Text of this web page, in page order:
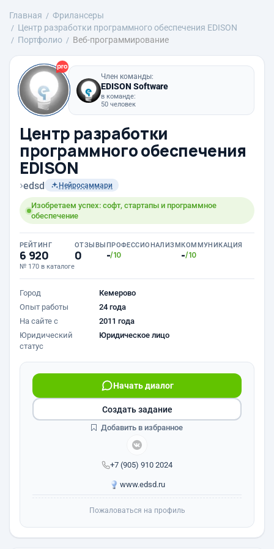
Главная
Фрилансеры
Центр разработки программного обеспечения EDISON
Портфолио
Веб-программирование
Член команды:
EDISON Software
в команде:
50 человек
Центр разработки
программного обеспечения
EDISON
›edsd Нейросаммари
Изобретаем успех: софт, стартапы и программное
обеспечение
РЕЙТИНГ
6 920
№ 170 в каталоге
ОТЗЫВЫ
0
ПРОФЕССИОНАЛИЗМ
-/10
КОММУНИКАЦИЯ
-/10
Город
Кемерово
Опыт работы
24 года
На сайте с
2011 года
Юридический
статус
Юридическое лицо
+7 (905) 910 2024
Начать диалог
www.edsd.ru
Создать задание
Добавить в избранное
Пожаловаться на профиль